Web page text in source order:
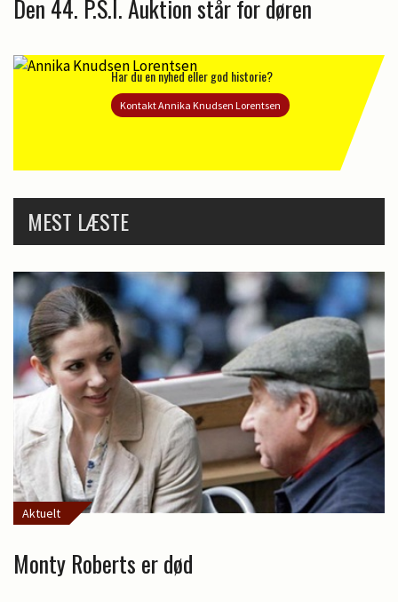
Den 44. P.S.I. Auktion står for døren
Har du en nyhed eller god historie?
Kontakt Annika Knudsen Lorentsen
MEST LÆSTE
Aktuelt
Monty Roberts er død